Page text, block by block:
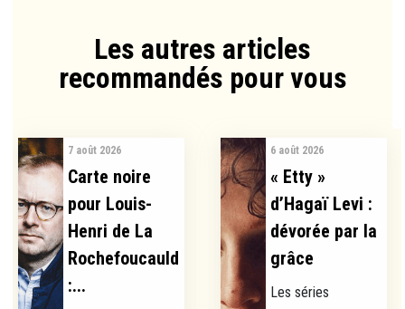
Les autres articles
recommandés pour vous​
7 août 2026
Carte noire
pour Louis-
Henri de La
Rochefoucauld
:...
6 août 2026
« Etty »
d’Hagaï Levi :
dévorée par la
grâce
Les séries